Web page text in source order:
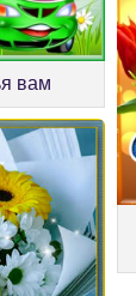
вам